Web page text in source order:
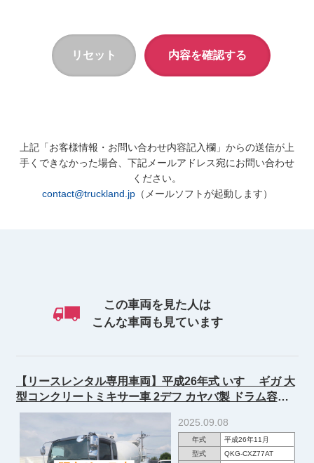
上記「お客様情報・お問い合わせ内容記入欄」からの送信が上
手くできなかった場合、下記メールアドレス宛にお問い合わせ
ください。
contact@truckland.jp（メールソフトが起動します）
この車両を見た人は
こんな車両も見ています
【リースレンタル専用車両】平成26年式 いすゞ ギガ 大
型コンクリートミキサー車 2デフ カヤバ製 ドラム容量
8.7ｍ3 電動ホッパーカバー 380馬力 アルミホイール
2025.09.08
年式
平成26年11月
型式
QKG-CXZ77AT